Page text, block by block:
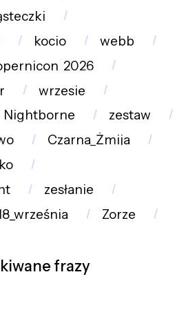
kocio
webb
wrzesie
Nightborne
zestaw
Czarna_Żmija
zesłanie
Zorze
frazy